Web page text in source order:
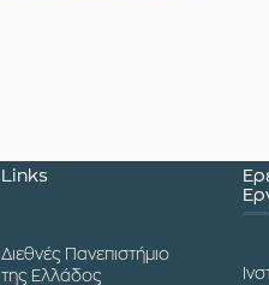
Links
Διεθνές Πανεπιστήμιο
της Ελλάδος